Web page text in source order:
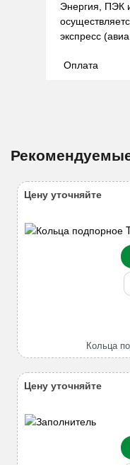
Энергия, ПЭК
экспресс (авиа
Оплата
Кольца
Цену уточняйте
Цену уточняйте